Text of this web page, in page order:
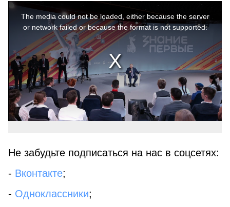
This
is
The media could not be loaded, either because the server
or network failed or because the format is not supported.
Не забудьте подписаться на нас в соцсетях:
- Вконтакте;
- Одноклассники;